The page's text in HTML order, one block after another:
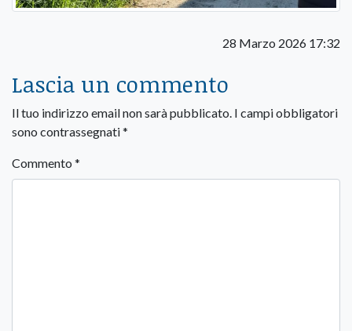
28 Marzo 2026 17:32
Lascia un commento
Il tuo indirizzo email non sarà pubblicato. I campi obbligatori
sono contrassegnati*
Commento *